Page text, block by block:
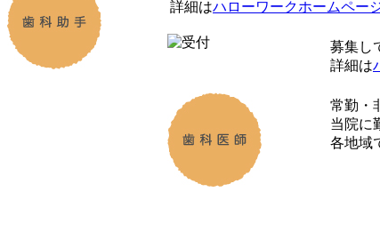
詳細はハローワークホームペー
募集し
詳細は
常勤・
当院に
各地域